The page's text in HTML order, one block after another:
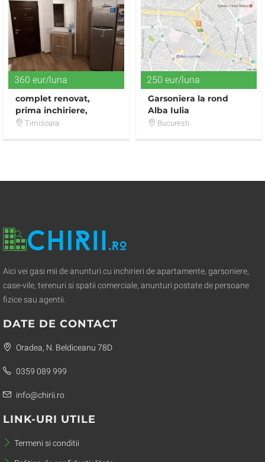
360 eur/luna
complet renovat,
prima inchiriere,
proprietar
Timisoara
250 eur/luna
Garsoniera la rond
Alba Iulia
Bucuresti
Aici vei gasi mii de anunturi cu inchirieri de apartamente, garsoniere,
case-vile, terenuri si spatii comerciale, anunturi postate de persoane
fizice sau agentii.
DATE DE CONTACT
Oradea, N. Beldiceanu 78D
0359 089 999
info@chirii.ro
LINK-URI UTILE
Termeni si conditii